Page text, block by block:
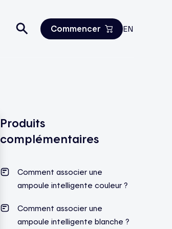
Commencer EN
Produits
complémentaires
Comment associer une
ampoule intelligente couleur ?
Comment associer une
ampoule intelligente blanche ?